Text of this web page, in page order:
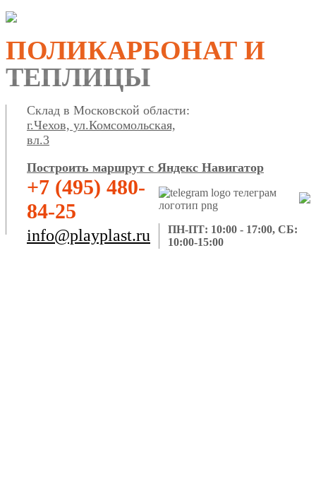
ПОЛИКАРБОНАТ И
ТЕПЛИЦЫ
Склад в Московской области:
г.Чехов, ул.Комсомольская,
вл.3
Построить маршрут с Яндекс Навигатор
+7 (495) 480-
84-25
info@playplast.ru
ПН-ПТ: 10:00 - 17:00, СБ:
10:00-15:00